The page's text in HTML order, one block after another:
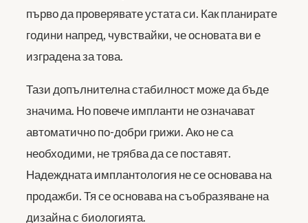
първо да проверявате устата си. Как планирате
години напред, чувствайки, че основата ви е
изградена за това.
Тази допълнителна стабилност може да бъде
значима. Но повече импланти не означават
автоматично по-добри грижи. Ако не са
необходими, не трябва да се поставят.
Надеждната имплантология не се основава на
продажби. Тя се основава на съобразяване на
дизайна с биологията.